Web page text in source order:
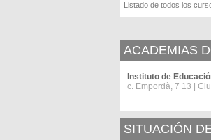
Listado de todos los
ACADEMIAS
Instituto de
c. Empordà, 7 13 |
SITUACIÓN